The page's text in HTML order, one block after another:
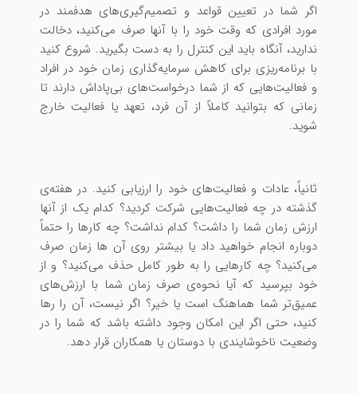
اگر شما در تعیین قواعد و تصمیم‌گیری‌های هدفمند در
مورد افرادی که وقت خود را با آنها صرف می‌کنید، دخالت
ندارید، آنگاه باید این کنترل را به دست بگیرید. شروع کنید
با برنامه‌ریزی برای کاهش سرمایه‌گذاری زمان خود در افراد
و فعالیت‌هایی که از شما درخواست‌های بی‌پاداش دارند تا
زمانی که بتوانید کاملاً از آن فرد، تعهد یا فعالیت خارج
شوید.
ثانیاً، عادات و فعالیت‌های خود را ارزیابی کنید. در هفته‌ی
گذشته در چه فعالیت‌هایی شرکت کردید؟ کدام یک از آنها
ارزش زمان شما را داشت؟ کدام نداشت؟ چه کارها را حتماً
دوباره انجام خواهید داد یا بیشتر روی آن ها زمان صرف
می‌کنید؟ چه کارهایی را به طور کامل حذف می‌کنید؟ و از
خود بپرسید که آیا نحوه‌ی صرف زمان شما با ارزش‌های
عمیق‌تر شما هماهنگ است یا خیر؟ اگر نیست، آن را رها
کنید، حتی اگر این امکان وجود داشته باشد که شما را در
وضعیت ناخوشایندی با دوستان یا همکاران قرار دهد.